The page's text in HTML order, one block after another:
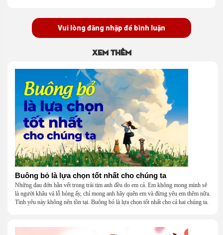
Vui lòng đăng nhập để bình luận
Xem thêm
Buông bỏ là lựa chọn tốt nhất cho chúng ta
Những đau đớn hằn vết trong trái tim anh đều do em cả. Em không mong mình sẽ
là người khâu vá lỗ hỏng ấy, chỉ mong anh hãy quên em và đừng yêu em thêm nữa.
Tình yêu này không nên tồn tại. Buông bỏ là lựa chọn tốt nhất cho cả hai chúng ta.